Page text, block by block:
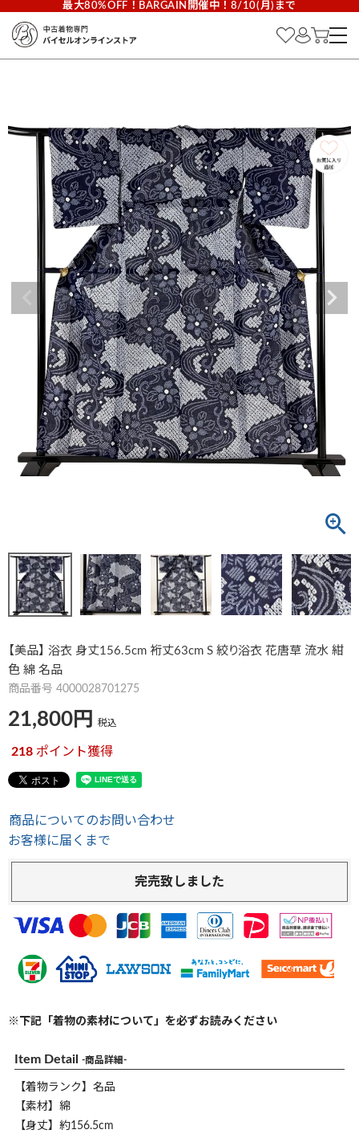
最大80%OFF！BARGAIN開催中！8/10(月)まで
【美品】 浴衣 身丈156.5cm 裄丈63cm S 絞り浴衣 花唐草 流水 紺
色 綿 名品
商品番号 4000028701275
21,800 税込
218 ポイント獲得
商品についてのお問い合わせ
お客様に届くまで
完売致しました
※下記「着物の素材について」を必ずお読みください
Item Detail -商品詳細-
【着物ランク】名品
【素材】綿
【身丈】約156.5cm